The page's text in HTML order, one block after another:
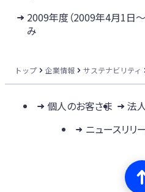
2009年度（2009年4月1日
み
トップ 企業情報 サステナビリティ
個人のお客さま 法
ニュースリリ